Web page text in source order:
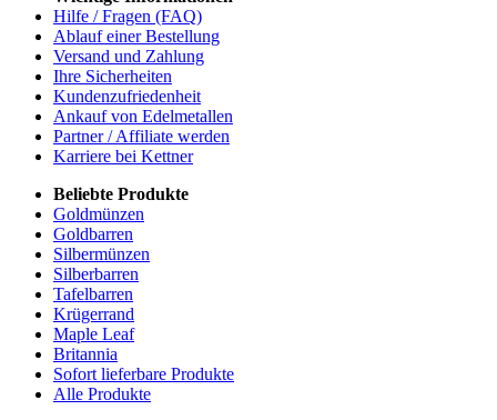
Hilfe / Fragen (FAQ)
Ablauf einer Bestellung
Versand und Zahlung
Ihre Sicherheiten
Kundenzufriedenheit
Ankauf von Edelmetallen
Partner / Affiliate werden
Karriere bei Kettner
Beliebte Produkte
Goldmünzen
Goldbarren
Silbermünzen
Silberbarren
Tafelbarren
Krügerrand
Maple Leaf
Britannia
Sofort lieferbare Produkte
Alle Produkte